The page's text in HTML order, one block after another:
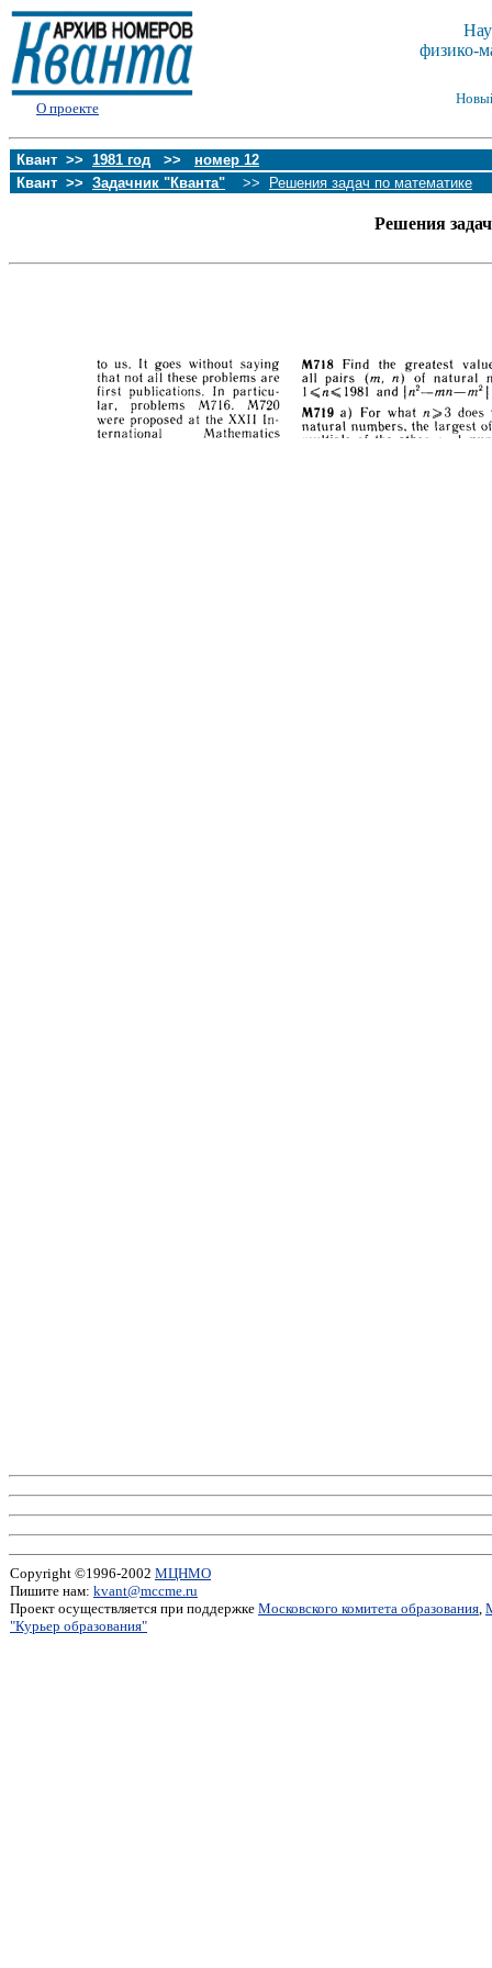
О проекте
физико-
Квант >> 1981 год >> номер 12
Квант >> Задачник "Кванта" >> Решения задач по математике
Решения
Copyright ©1996-2002 МЦНМО
Пишите нам: kvant@mccme.ru
Проект осуществляется при поддержке Московского комитета образования,
"Курьер образования"